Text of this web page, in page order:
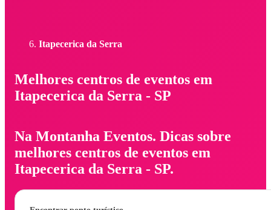
Itapecerica da Serra
Melhores centros de eventos em
Itapecerica da Serra - SP
Na Montanha Eventos. Dicas sobre
melhores centros de eventos em
Itapecerica da Serra - SP.